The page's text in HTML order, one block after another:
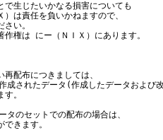
生じたいかなる損害についても
は責任を負いかねますので、
い。
権は にー（ＮＩＸ）にあります。
配布につきましては、
成されたデータ(作成したデータおよ
。
のセットでの配布の場合は、
きます。